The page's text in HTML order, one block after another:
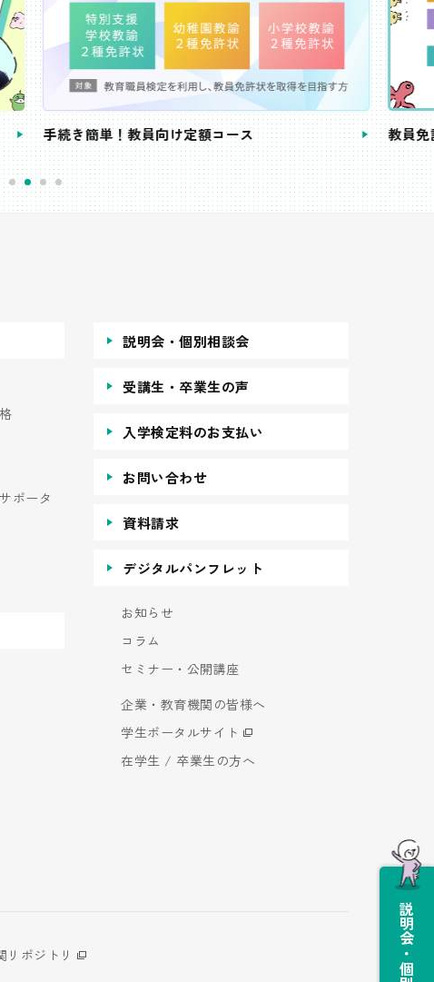
続き簡単！教員向け定額コース 教員免許状が
ポータ
説明会・個別相談会
受講生・卒業生の声
入学検定料のお支払い
お問い合わせ
資料請求
デジタルパンフレット
お知らせ
コラム
セミナー・公開講座
企業・教育機関の皆様へ
学生ポータルサイト
在学生 / 卒業生の方へ
リポジトリ